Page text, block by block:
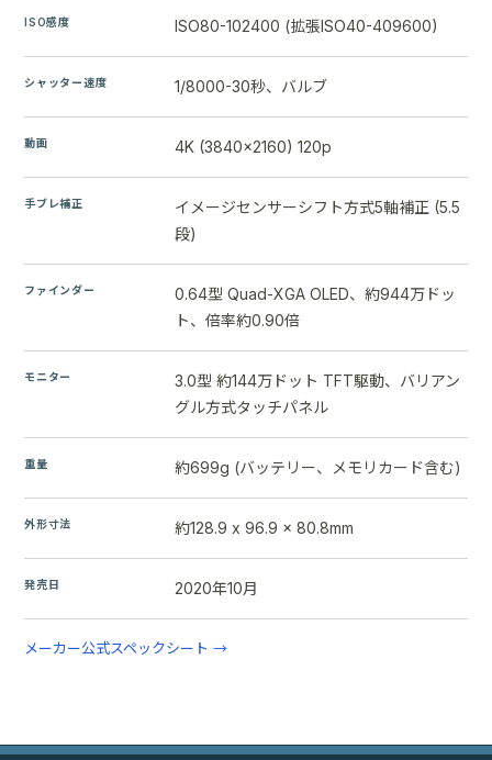
ISO感度 ISO80-102400 (拡張ISO40-409600)
シャッター速度 1/8000-30秒、バルブ
動画 4K (3840x2160) 120p
手ブレ補正
イメージセンサーシフト方式5軸補正 (5.5
段)
ファインダー
0.64型 Quad-XGA OLED、約944万ドッ
ト、倍率約0.90倍
モニター
3.0型 約144万ドット TFT駆動、バリアン
グル方式タッチパネル
重量 約699g (バッテリー、メモリカード含む)
外形寸法 約128.9 x 96.9 x 80.8mm
発売日 2020年10月
メーカー公式スペックシート →